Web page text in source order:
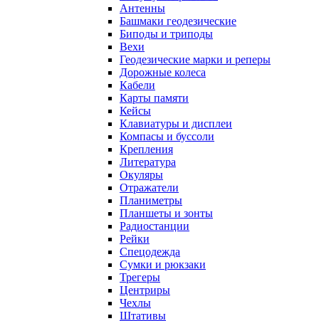
Антенны
Башмаки геодезические
Биподы и триподы
Вехи
Геодезические марки и реперы
Дорожные колеса
Кабели
Карты памяти
Кейсы
Клавиатуры и дисплеи
Компасы и буссоли
Крепления
Литература
Окуляры
Отражатели
Планиметры
Планшеты и зонты
Радиостанции
Рейки
Спецодежда
Сумки и рюкзаки
Трегеры
Центриры
Чехлы
Штативы